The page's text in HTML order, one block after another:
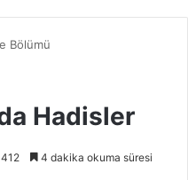
Bölümü
Hadisler
412 4 dakika okuma süresi